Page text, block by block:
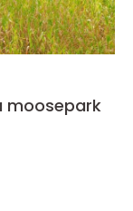
moosepark